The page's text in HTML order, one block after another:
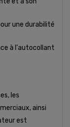
une durabilité
à l'autocollant
les
ainsi
est